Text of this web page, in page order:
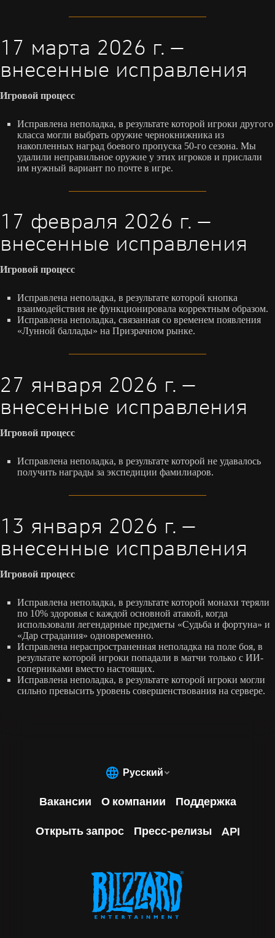
17 марта 2026 г. —
внесенные исправления
Игровой процесс
Исправлена неполадка, в результате которой игроки другого
класса могли выбрать оружие чернокнижника из
накопленных наград боевого пропуска 50-го сезона. Мы
удалили неправильное оружие у этих игроков и прислали
им нужный вариант по почте в игре.
17 февраля 2026 г. —
внесенные исправления
Игровой процесс
Исправлена неполадка, в результате которой кнопка
взаимодействия не функционировала корректным образом.
Исправлена неполадка, связанная со временем появления
«Лунной баллады» на Призрачном рынке.
27 января 2026 г. —
внесенные исправления
Игровой процесс
Исправлена неполадка, в результате которой не удавалось
получить награды за экспедиции фамилиаров.
13 января 2026 г. —
внесенные исправления
Игровой процесс
Исправлена неполадка, в результате которой монахи теряли
по 10% здоровья с каждой основной атакой, когда
использовали легендарные предметы «Судьба и фортуна» и
«Дар страдания» одновременно.
Исправлена нераспространенная неполадка на поле боя, в
результате которой игроки попадали в матчи только с ИИ-
соперниками вместо настоящих.
Исправлена неполадка, в результате которой игроки могли
сильно превысить уровень совершенствования на сервере.